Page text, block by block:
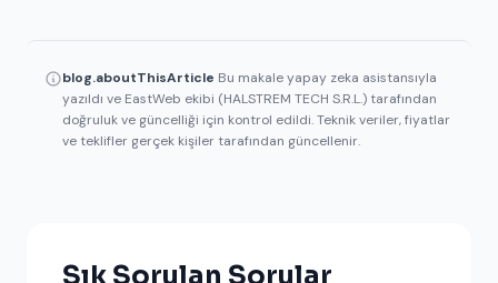
blog.aboutThisArticle Bu makale yapay zeka asistansıyla
yazıldı ve EastWeb ekibi (HALSTREM TECH S.R.L.) tarafından
doğruluk ve güncelliği için kontrol edildi. Teknik veriler, fiyatlar
ve teklifler gerçek kişiler tarafından güncellenir.